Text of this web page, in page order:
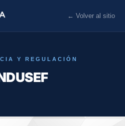
← Volver al sitio
Y REGULACIÓN